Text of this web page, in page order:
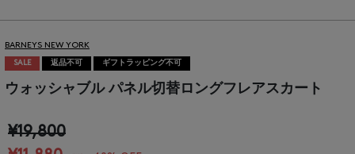
BARNEYS NEW YORK
SALE 返品不可 ギフトラッピング不可
ウォッシャブル パネル切替ロングフレアスカート
¥19,800